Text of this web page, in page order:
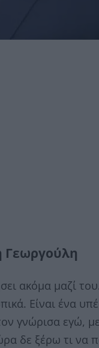
Γεωργούλη
ακόμα μαζί
Είναι ένα
γνώρισα εγώ, με
δε ξέρω τι να